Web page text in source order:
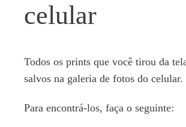
celular
Todos os prints que você tirou da
salvos na galeria de fotos do celular.
Para encontrá-los, faça o seguinte: